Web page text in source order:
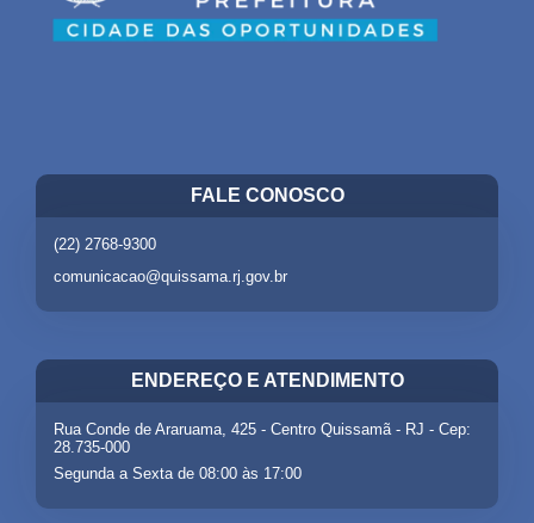
FALE CONOSCO
(22) 2768-9300
comunicacao@quissama.rj.gov.br
ENDEREÇO E ATENDIMENTO
Rua Conde de Araruama, 425 - Centro Quissamã - RJ - Cep:
28.735-000
Segunda a Sexta de 08:00 às 17:00